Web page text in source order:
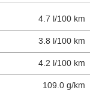
4.7 l/100 km
3.8 l/100 km
4.2 l/100 km
109.0 g/km